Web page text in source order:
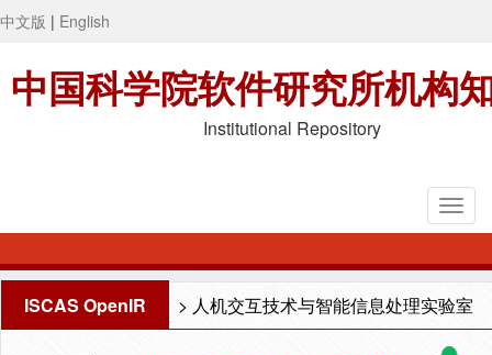
中文版 | English
中国科学院软件研究所机构
Institutional Repository
ISCAS OpenIR > 人机交互技术与智能信息处理实验室